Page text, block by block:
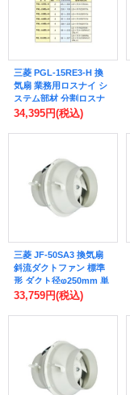
三菱 PGL-15RE3-H 換
気扇 業務用ロスナイ シ
ステム部材 分割ロスナ
イエレメント 受注生産
34,395円(税込)
三菱 JF-50SA3 換気扇
斜流ダクトファン 標準
形 ダクト径φ250mm 単
相100V (JF-50SA2 後継
33,759円(税込)